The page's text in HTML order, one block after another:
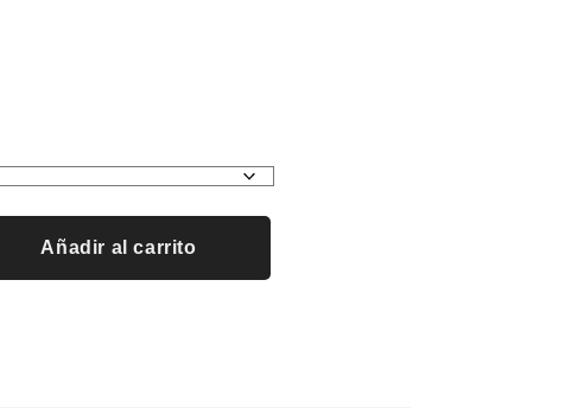
Añadir al carrito